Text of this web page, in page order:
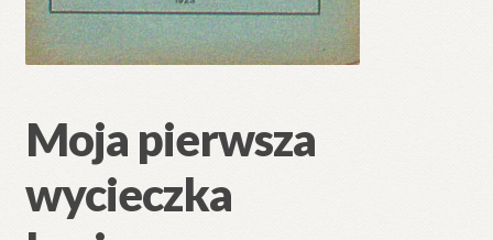
Moja pierwsza
wycieczka